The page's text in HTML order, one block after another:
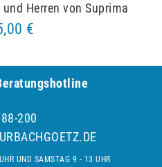
Herren von Suprima
€
200
UND SAMSTAG 9 - 13 UHR